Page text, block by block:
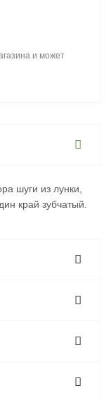
и может
шуги из лунки,
край зубчатый.